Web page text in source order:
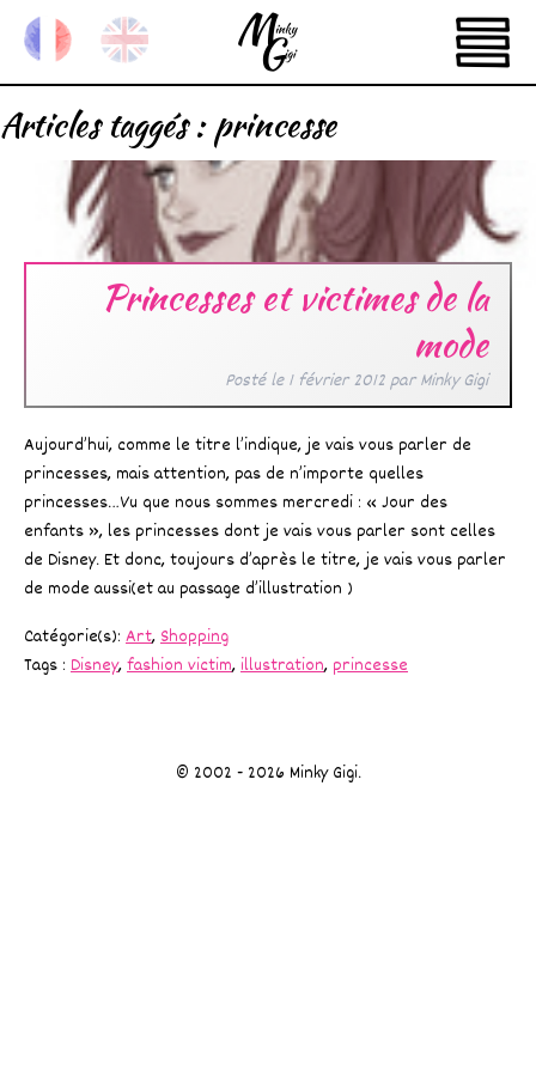
Articles taggés :princesse
Princesses et victimes de la
mode
Posté le1 février 2012parMinky Gigi
Aujourd’hui, comme le titre l’indique, je vais vous parler de
princesses, mais attention, pas de n’importe quelles
princesses…Vu que nous sommes mercredi : « Jour des
enfants », les princesses dont je vais vous parler sont celles
de Disney. Et donc, toujours d’après le titre, je vais vous parler
de mode aussi(et au passage d’illustration )
Catégorie(s): Art,Shopping
Tags : Disney,fashion victim,illustration, princesse
© 2002 - 2026 Minky Gigi.